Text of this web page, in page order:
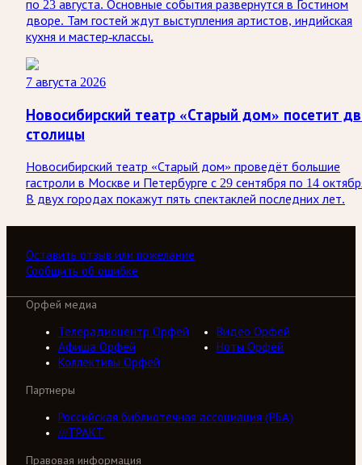
по 23 августа. Основные события развернутся в Гостином
дворе. Там гостей ждут выступления артистов, индийская
кухня и мастер-классы.
7 августа 2026
Новосибирский театр «Старый дом» посетит
столицы
Новосибирский театр «Старый дом» проведёт большие
гастроли в Москве и Петербурге с 29 сентября по 14
В двух городах покажут пять спектаклей последних лет.
Оставить отзыв или пожелание
Сообщить об ошибке
Орфей медиа
Телерадиоцентр Орфей
Видео Орфей
Афиша Орфей
Ноты Орфей
Коллективы Орфей
Партнеры
Российская библиотечная ассоциация (РБА)
///ТРАКТ
Правовая информация